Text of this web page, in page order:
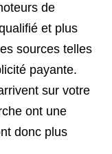
de
et plus
sources telles
payante.
sur votre
ont une
donc plus